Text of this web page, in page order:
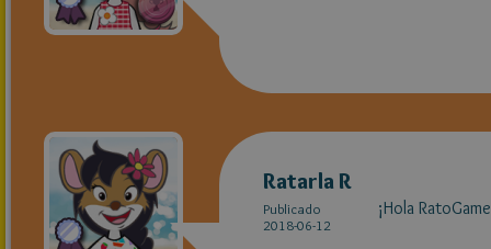
Ratarla R
Publicado
2018-06-12
¡Hola